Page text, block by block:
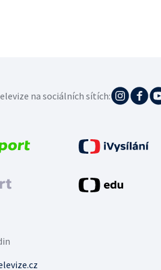
na sociálních sítích: